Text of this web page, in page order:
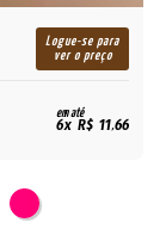
Logue-se para
ver o preço
em até
6x R$ 11,66